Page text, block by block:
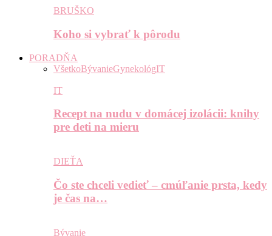
BRUŠKO
Koho si vybrať k pôrodu
PORADŇA
VšetkoBývanieGynekológIT
IT
Recept na nudu v domácej izolácii: knihy
pre deti na mieru
DIEŤA
Čo ste chceli vedieť – cmúľanie prsta, kedy
je čas na…
Bývanie